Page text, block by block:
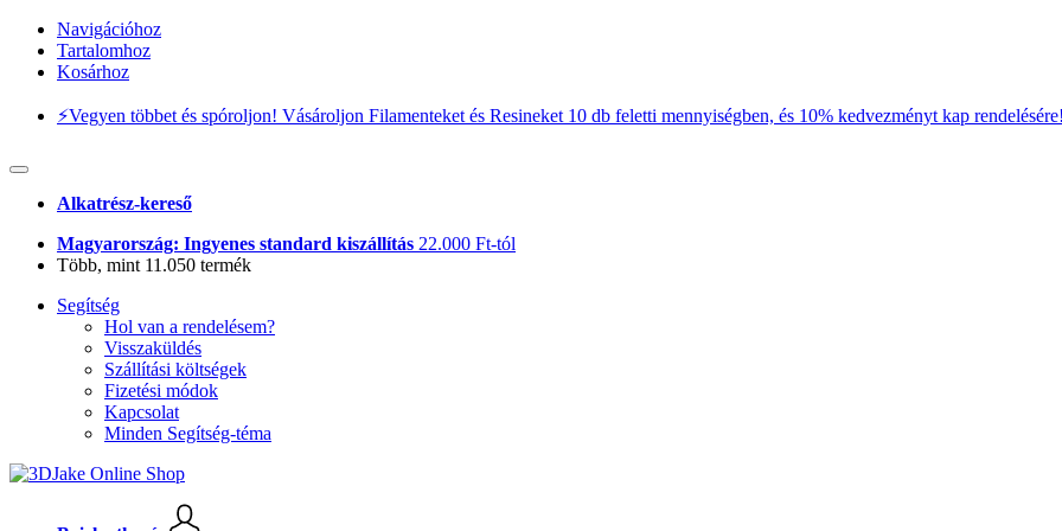
Navigációhoz
Tartalomhoz
Kosárhoz
⚡️Vegyen többet és spóroljon! Vásároljon Filamenteket és Resineket 10 db feletti mennyiségben, és 10% kedvezményt kap
Alkatrész-kereső
Magyarország: Ingyenes standard kiszállítás 22.000 Ft-tól
Több, mint 11.050 termék
Segítség
Hol van a rendelésem?
Visszaküldés
Szállítási költségek
Fizetési módok
Kapcsolat
Minden Segítség-téma